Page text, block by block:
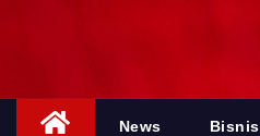
News Bisnis